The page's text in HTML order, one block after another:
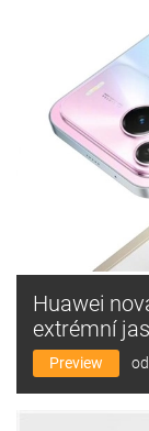
Huawei
extrémní
Preview od